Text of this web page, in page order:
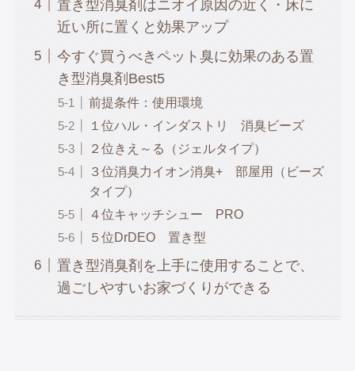
置き型消臭剤はニオイ原因の近く・床に
近い所に置くと効果アップ
今すぐ買うべきペット臭に効果のある置
き型消臭剤Best5
前提条件：使用環境
１位ハル・インダストリ 消臭ビーズ
２位きえ～る（ジェルタイプ）
３位消臭力イオン消臭+ 部屋用（ビーズ
タイプ）
４位キャッチシュー PRO
５位DrDEO 置き型
置き型消臭剤を上手に使用することで、
過ごしやすいお家づくりができる